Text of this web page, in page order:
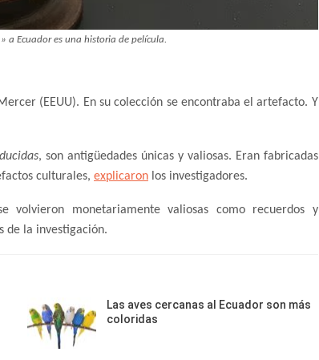
a Ecuador es una historia de película.
(EEUU). En su colección se encontraba el artefacto. Y
, son antigüedades únicas y valiosas. Eran fabricadas
culturales, explicaron los investigadores.
volvieron monetariamente valiosas como recuerdos y
de la investigación.
Las aves cercanas al Ecuador son más
coloridas